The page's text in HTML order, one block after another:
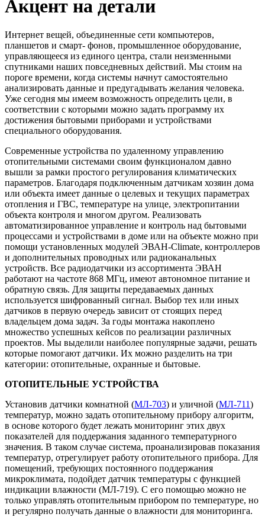
Акцент на детали
Интернет вещей, объединенные сети компьютеров,
планшетов и смарт- фонов, промышленное оборудование,
управляющееся из единого центра, стали неизменными
спутниками наших повседневных действий. Мы стоим на
пороге времени, когда системы начнут самостоятельно
анализировать данные и предугадывать желания человека.
Уже сегодня мы имеем возможность определить цели, в
соответствии с которыми можно задать программу их
достижения бытовыми приборами и устройствами
специального оборудования.
Современные устройства по удаленному управлению
отопительными системами своим функционалом давно
вышли за рамки простого регулирования климатических
параметров. Благодаря подключенным датчикам хозяин дома
или объекта имеет данные о целевых и текущих параметрах
отопления и ГВС, температуре на улице, электропитании
объекта контроля и многом другом. Реализовать
автоматизированное управление и контроль над бытовыми
процессами и устройствами в доме или на объекте можно при
помощи установленных модулей ЭВАН-Climate, контроллеров
и дополнительных проводных или радиоканальных
устройств. Все радиодатчики из ассортимента ЭВАН
работают на частоте 868 МГц, имеют автономное питание и
обратную связь. Для защиты передаваемых данных
используется шифрованный сигнал. Выбор тех или иных
датчиков в первую очередь зависит от стоящих перед
владельцем дома задач. За годы монтажа накоплено
множество успешных кейсов по реализации различных
проектов. Мы выделили наиболее популярные задачи, решать
которые помогают датчики. Их можно разделить на три
категории: отопительные, охранные и бытовые.
ОТОПИТЕЛЬНЫЕ УСТРОЙСТВА
Установив датчики комнатной (МЛ-703) и уличной (МЛ-711)
температур, можно задать отопительному прибору алгоритм,
в основе которого будет лежать мониторинг этих двух
показателей для поддержания заданного температурного
значения. В таком случае система, проанализировав показания
температур, отрегулирует работу отопительного прибора. Для
помещений, требующих постоянного поддержания
микроклимата, подойдет датчик температуры с функцией
индикации влажности (МЛ-719). С его помощью можно не
только управлять отопительным прибором по температуре, но
и регулярно получать данные о влажности для мониторинга.